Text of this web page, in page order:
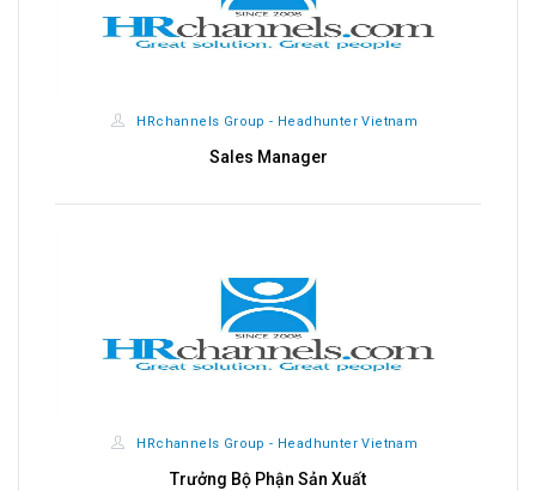
HRchannels Group - Headhunter Vietnam
Nhân Viên Dịch Vụ Khách Hàng (Logistics)
HRchannels Group - Headhunter Vietnam
AR Accountant (Manufacturing)